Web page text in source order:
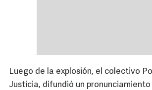
Luego de la explosión, el colectivo
Justicia, difundió un